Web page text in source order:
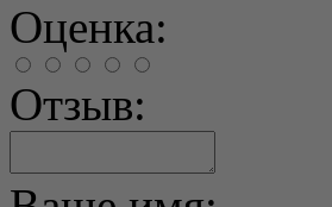
Оценка:
Отзыв: